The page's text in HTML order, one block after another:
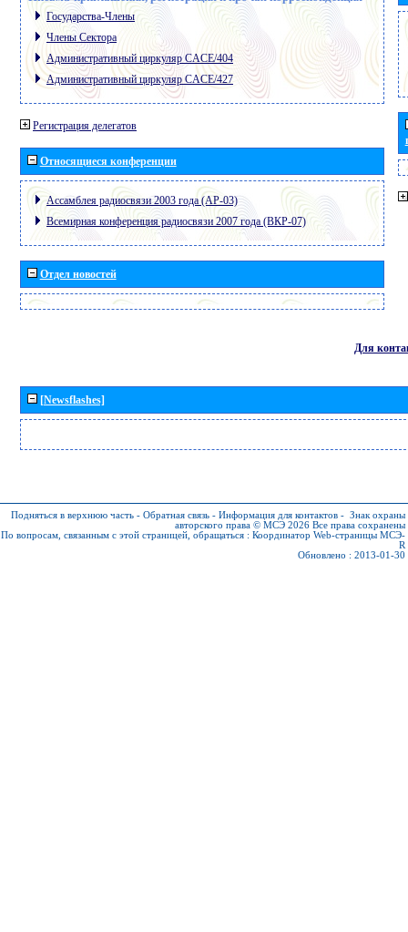
Государства-Члены
Члены Сектора
Административный циркуляр CACE/404
Административный циркуляр CACE/427
Регистрация делегатов
Относящиеся конференции
Ассамблея радиосвязи 2003 года (АР-03)
Всемирная конференция радиосвязи 2007 года (ВКР-07)
Отдел новостей
Для
[Newsflashes]
Подняться в верхнюю часть - Обратная связь - Информация для контактов - Знак охраны
авторского права © МСЭ 2026 Все права сохранены
По вопросам, связанным с этой страницей, обращаться : Координатор Web-страницы МСЭ-
R
Обновлено : 2013-01-30